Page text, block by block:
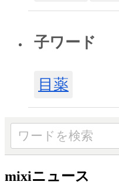
子ワード
目薬
mixiニュース